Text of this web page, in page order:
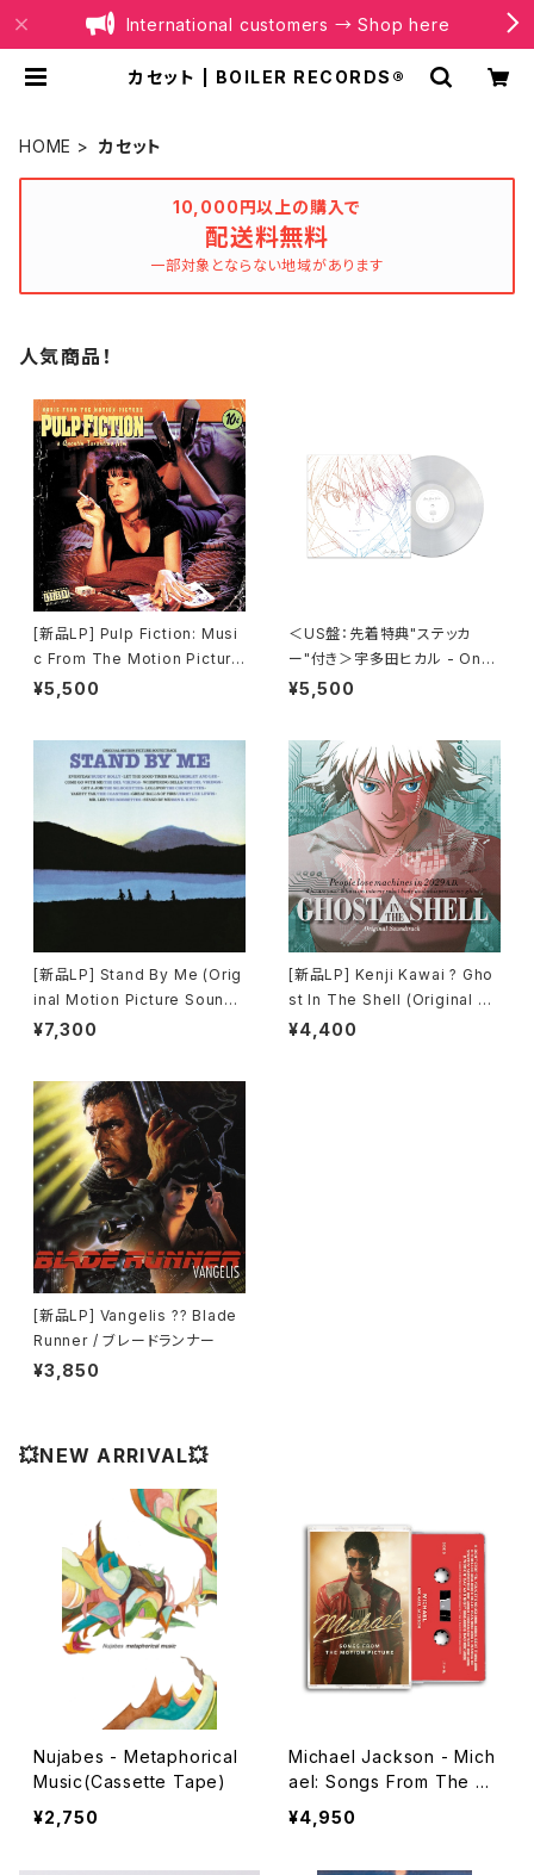
International customers → Shop here
カセット | BOILER RECORDS®
HOME カセット
10,000円以上の購入で
配送料無料
一部対象とならない地域があります
人気商品！
[新品LP] Pulp Fiction: Musi
c From The Motion Picture
(180g) / パルプ・フィクション
¥5,500
＜US盤：先着特典"ステッカ
ー"付き＞宇多田ヒカル - One
Last Kiss (US Clear Vinyl)
¥5,500
[新品LP] Stand By Me (Orig
inal Motion Picture Soundt
rack) / スタンド・バイ・ミー
¥7,300
[新品LP] Kenji Kawai ? Gho
st In The Shell (Original So
undtrack) / GHOST IN THE
¥4,400
[新品LP] Vangelis ?? Blade
Runner / ブレードランナー
¥3,850
💥NEW ARRIVAL💥
Nujabes - Metaphorical
Music(Cassette Tape)
¥2,750
Michael Jackson - Mich
ael: Songs From The M
otion Picture(Cassette
Tape)
¥4,950